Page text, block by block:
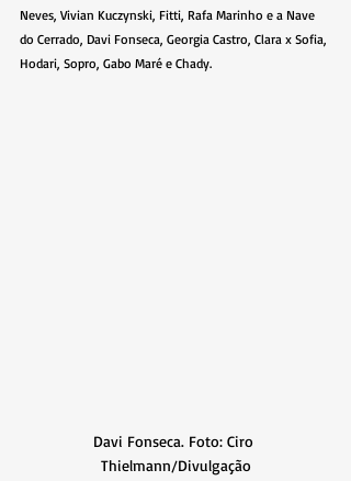
Neves, Vivian Kuczynski, Fitti, Rafa Marinho e a Nave
do Cerrado, Davi Fonseca, Georgia Castro, Clara x Sofia,
Hodari, Sopro, Gabo Maré e Chady.
Davi Fonseca. Foto: Ciro
Thielmann/Divulgação